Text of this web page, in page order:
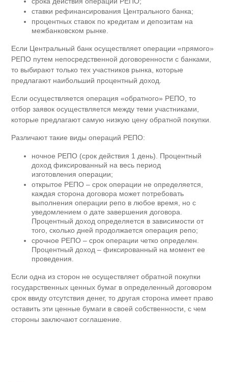
ставки рефинансирования Центрального банка;
процентных ставок по кредитам и депозитам на
межбанковском рынке.
Если Центральный банк осуществляет операции «прямого»
РЕПО путем непосредственной договоренности с банками,
то выбирают только тех участников рынка, которые
предлагают наибольший процентный доход.
Если осуществляется операция «обратного» РЕПО, то
отбор заявок осуществляется между теми участниками,
которые предлагают самую низкую цену обратной покупки.
Различают такие виды операций РЕПО:
ночное РЕПО (срок действия 1 день). Процентный
доход фиксированный на весь период
изготовления операции;
открытое РЕПО – срок операции не определяется,
каждая сторона договора может потребовать
выполнения операции репо в любое время, но с
уведомлением о дате завершения договора.
Процентный доход определяется в зависимости от
того, сколько дней продолжается операция репо;
срочное РЕПО – срок операции четко определен.
Процентный доход – фиксированный на момент ее
проведения.
Если одна из сторон не осуществляет обратной покупки
государственных ценных бумаг в определенный договором
срок ввиду отсутствия денег, то другая сторона имеет право
оставить эти ценные бумаги в своей собственности, с чем
стороны заключают соглашение.